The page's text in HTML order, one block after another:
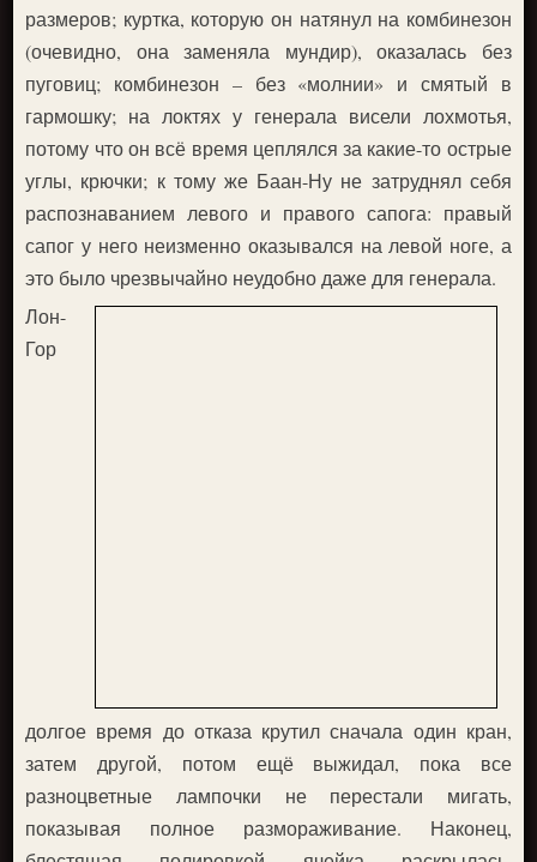
размеров; куртка, которую он натянул на комбинезон
(очевидно, она заменяла мундир), оказалась без
пуговиц; комбинезон – без «молнии» и смятый в
гармошку; на локтях у генерала висели лохмотья,
потому что он всё время цеплялся за какие-то острые
углы, крючки; к тому же Баан-Ну не затруднял себя
распознаванием левого и правого сапога: правый
сапог у него неизменно оказывался на левой ноге, а
это было чрезвычайно неудобно даже для генерала.
Лон-
Гор
долгое время до отказа крутил сначала один кран,
затем другой, потом ещё выжидал, пока все
разноцветные лампочки не перестали мигать,
показывая полное размораживание. Наконец,